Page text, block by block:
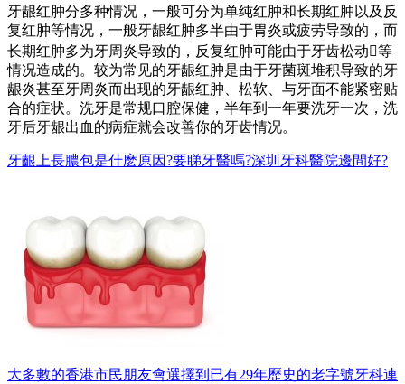
牙龈红肿分多种情况，一般可分为单纯红肿和长期红肿以及反
复红肿等情况，一般牙龈红肿多半由于胃炎或疲劳导致的，而
长期红肿多为牙周炎导致的，反复红肿可能由于牙齿松动等
情况造成的。较为常见的牙龈红肿是由于牙菌斑堆积导致的牙
龈炎甚至牙周炎而出现的牙龈红肿、松软、与牙面不能紧密贴
合的症状。洗牙是常规口腔保健，半年到一年要洗牙一次，洗
牙后牙龈出血的病症就会改善你的牙齿情况。
牙齦上長膿包是什麽原因?要睇牙醫嗎?深圳牙科醫院邊間好?
大多數的香港市民朋友會選擇到已有29年歷史的老字號牙科連